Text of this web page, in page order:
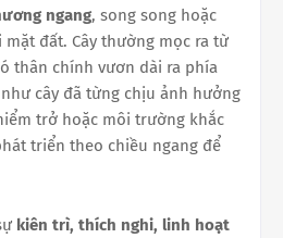
ngang, song song hoặc
đất. Cây thường mọc ra từ
thân chính vươn dài ra phía
cây đã từng chịu ảnh hưởng
trở hoặc môi trường khắc
triển theo chiều ngang để
kiên trì, thích nghi, linh hoạt